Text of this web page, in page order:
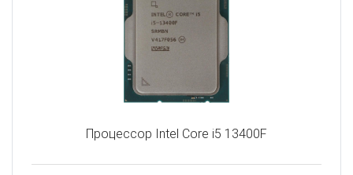
Процессор Intel Core i5 13400F